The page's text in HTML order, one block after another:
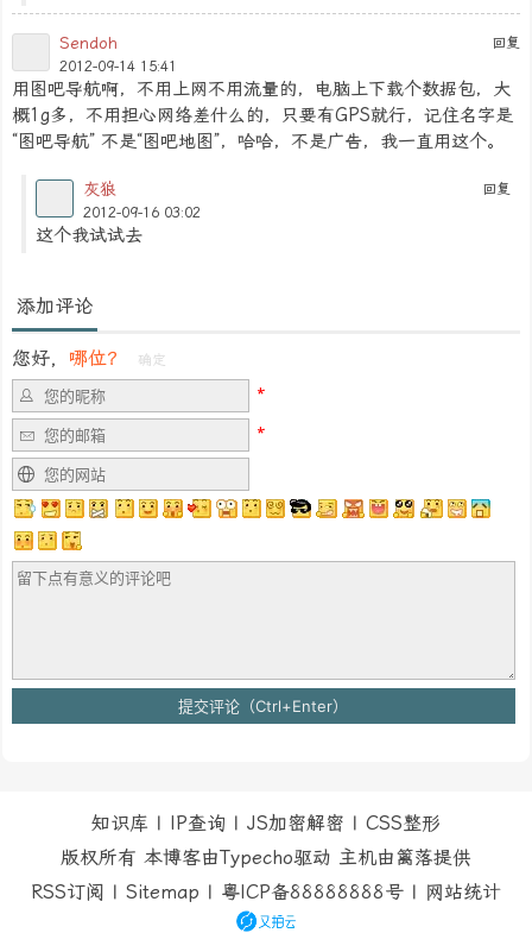
回复
Sendoh
2012-09-14 15:41
用图吧导航啊，不用上网不用流量的，电脑上下载个数据包，大
概1g多，不用担心网络差什么的，只要有GPS就行，记住名字是
“图吧导航” 不是“图吧地图”，哈哈，不是广告，我一直用这个。
回复
灰狼
2012-09-16 03:02
这个我试试去
添加评论
您好， 哪位？ 确定
知识库 | IP查询 | JS加密解密 | CSS整形
版权所有 本博客由Typecho驱动 主机由篱落提供
RSS订阅 | Sitemap | 粤ICP备88888888号 | 网站统计